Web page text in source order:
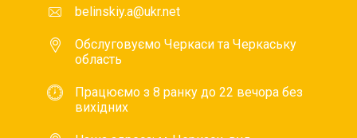
belinskiy.a@ukr.net
Обслуговуємо Черкаси та Черкаську
область
Працюємо з 8 ранку до 22 вечора без
вихідних